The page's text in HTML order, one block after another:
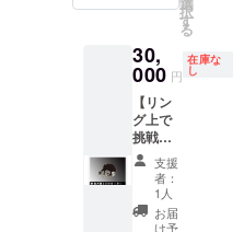
レット
ター
席
10,000
円（パ
ンフ
レット
付） ■S
席
8,000円
■A席
各店) ​・
ローソ
ンチ
ケット​
（Ｌ
コード:
32284
）ロー
ソン各
店） 前
象にな
ります)
大会記
念ス
テッ
カーを
参加者
全員に
お渡し
いたし
EXマッ
戦 ・オ
フィ
シャル
カメラ
マンに
よる記
念撮影
・挑戦
者・募
集者が
居ない
択
す
る
30,
000 円
在庫な
し
【リン
グ上で
挑戦
者・参
加者の
名前を
コール
するエ
支援
者：
1人
お届
け予